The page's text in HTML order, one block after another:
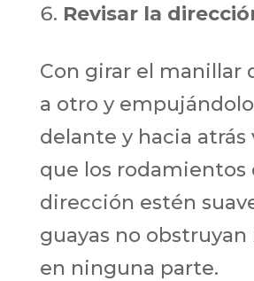
Revisar la
Con girar el manillar
a otro y
delante y hacia atrás
que los rodamientos
dirección estén
guayas no obstruyan
en ninguna parte.